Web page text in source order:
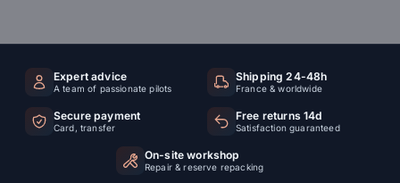
Expert advice
A team of passionate pilots
Shipping 24-48h
France & worldwide
Secure payment
Card, transfer
Free returns 14d
Satisfaction guaranteed
On-site workshop
Repair & reserve repacking